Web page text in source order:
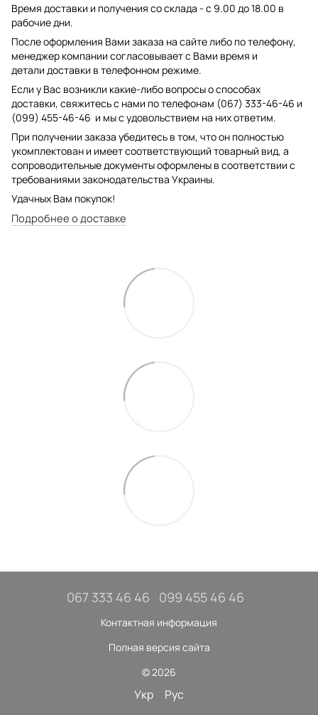
Время доставки и получения со склада - с 9.00 до 18.00 в
рабочие дни.
После оформления Вами заказа на сайте либо по телефону,
менеджер компании согласовывает с Вами время и
детали доставки в телефонном режиме.
Если у Вас возникли какие-либо вопросы о способах
доставки, свяжитесь с нами по телефонам (067) 333-46-46 и
(099) 455-46-46 и мы с удовольствием на них ответим.
При получении заказа убедитесь в том, что он полностью
укомплектован и имеет соответствующий товарный вид, а
сопроводительные документы оформлены в соответствии с
требованиями законодательства Украины.
Удачных Вам покупок!
Подробнее о доставке
067 333 46 46 099 455 46 46
Контактная информация
Полная версия сайта
© 2026
Укр Рус